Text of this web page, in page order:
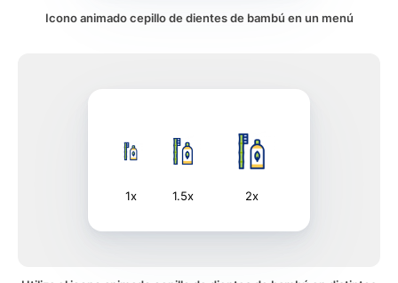
Icono animado cepillo de dientes de bambú en un menú
1x 1.5x 2x